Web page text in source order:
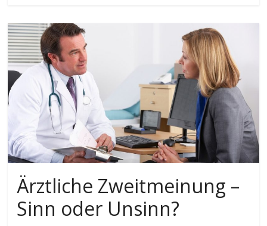
Ärztliche Zweitmeinung –
Sinn oder Unsinn?